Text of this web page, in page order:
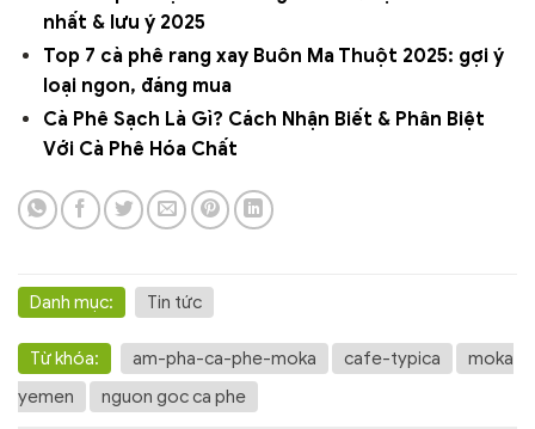
nhất & lưu ý 2025
Top 7 cà phê rang xay Buôn Ma Thuột 2025: gợi ý
loại ngon, đáng mua
Cà Phê Sạch Là Gì? Cách Nhận Biết & Phân Biệt
Với Cà Phê Hóa Chất
Danh mục: Tin tức
Từ khóa: am-pha-ca-phe-moka cafe-typica
moka
yemen
nguon goc ca phe